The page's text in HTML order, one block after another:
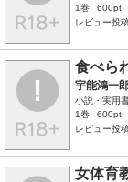
1巻
600pt
レビュー投
食べら
宇能鴻一
小説・実用
1巻
600pt
レビュー投
女体育